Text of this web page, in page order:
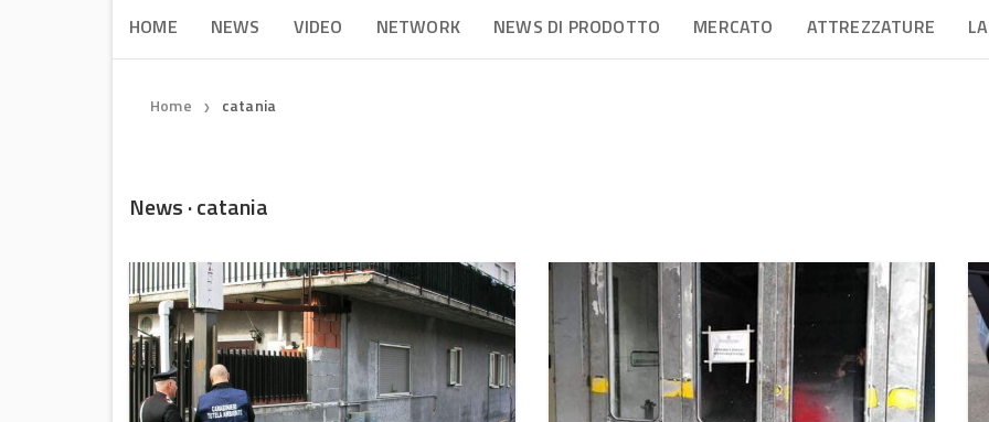
HOME NEWS VIDEO NETWORK NEWS DI PRODOTTO MERCATO ATTREZZATURE
Home ❯ catania
News · catania